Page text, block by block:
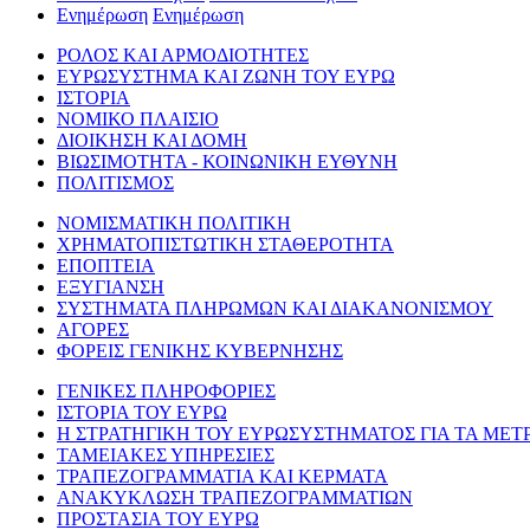
Ενημέρωση Ενημέρωση
ΡΟΛΟΣ ΚΑΙ ΑΡΜΟΔΙΟΤΗΤΕΣ
ΕΥΡΩΣΥΣΤΗΜΑ ΚΑΙ ΖΩΝΗ ΤΟΥ ΕΥΡΩ
ΙΣΤΟΡΙΑ
ΝΟΜΙΚΟ ΠΛΑΙΣΙΟ
ΔΙΟΙΚΗΣΗ ΚΑΙ ΔΟΜΗ
ΒΙΩΣΙΜΟΤΗΤΑ - ΚΟΙΝΩΝΙΚΗ ΕΥΘΥΝΗ
ΠΟΛΙΤΙΣΜΟΣ
ΝΟΜΙΣΜΑΤΙΚΗ ΠΟΛΙΤΙΚΗ
ΧΡΗΜΑΤΟΠΙΣΤΩΤΙΚΗ ΣΤΑΘΕΡΟΤΗΤΑ
ΕΠΟΠΤΕΙΑ
ΕΞΥΓΙΑΝΣΗ
ΣΥΣΤΗΜΑΤΑ ΠΛΗΡΩΜΩΝ ΚΑΙ ΔΙΑΚΑΝΟΝΙΣΜΟΥ
ΑΓΟΡΕΣ
ΦΟΡΕΙΣ ΓΕΝΙΚΗΣ ΚΥΒΕΡΝΗΣΗΣ
ΓΕΝΙΚΕΣ ΠΛΗΡΟΦΟΡΙΕΣ
ΙΣΤΟΡΙΑ ΤΟΥ ΕΥΡΩ
Η ΣΤΡΑΤΗΓΙΚΗ ΤΟΥ ΕΥΡΩΣΥΣΤΗΜΑΤΟΣ ΓΙΑ ΤΑ
ΤΑΜΕΙΑΚΕΣ ΥΠΗΡΕΣΙΕΣ
ΤΡΑΠΕΖΟΓΡΑΜΜΑΤΙΑ ΚΑΙ ΚΕΡΜΑΤΑ
ΑΝΑΚΥΚΛΩΣΗ ΤΡΑΠΕΖΟΓΡΑΜΜΑΤΙΩΝ
ΠΡΟΣΤΑΣΙΑ ΤΟΥ ΕΥΡΩ